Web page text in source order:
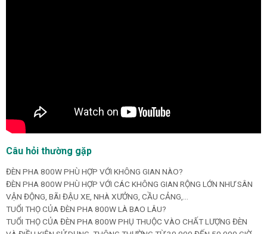
Câu hỏi thường gặp
ĐÈN PHA 800W PHÙ HỢP VỚI KHÔNG GIAN NÀO?
ĐÈN PHA 800W PHÙ HỢP VỚI CÁC KHÔNG GIAN RỘNG LỚN NHƯ SÂN
VẬN ĐỘNG, BÃI ĐẬU XE, NHÀ XƯỞNG, CẦU CẢNG,…
TUỔI THỌ CỦA ĐÈN PHA 800W LÀ BAO LÂU?
TUỔI THỌ CỦA ĐÈN PHA 800W PHỤ THUỘC VÀO CHẤT LƯỢNG ĐÈN